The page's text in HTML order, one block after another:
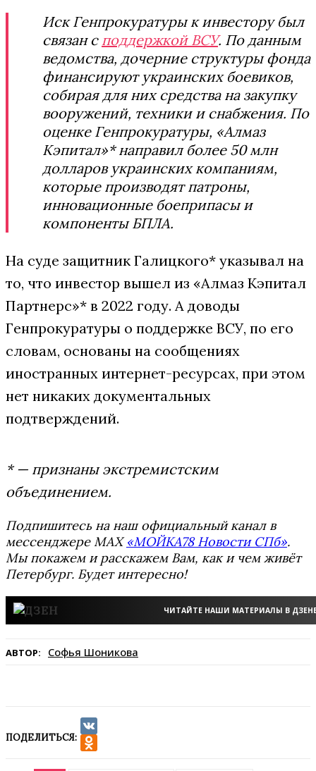
Иск Генпрокуратуры к инвестору был
связан с поддержкой ВСУ. По данным
ведомства, дочерние структуры фонда
финансируют украинских боевиков,
собирая для них средства на закупку
вооружений, техники и снабжения. По
оценке Генпрокуратуры, «Алмаз
Кэпитал»* направил более 50 млн
долларов украинских компаниям,
которые производят патроны,
инновационные боеприпасы и
компоненты БПЛА.
На суде защитник Галицкого* указывал на
то, что инвестор вышел из «Алмаз Кэпитал
Партнерс»* в 2022 году. А доводы
Генпрокуратуры о поддержке ВСУ, по его
словам, основаны на сообщениях
иностранных интернет-ресурсах, при этом
нет никаких документальных
подтверждений.
* — признаны экстремистским
объединением.
Подпишитесь на наш официальный канал в
мессенджере MAX«МОЙКА78 Новости СПб».
Мы покажем и расскажем Вам, как и чем живёт
Петербург. Будет интересно!
ЧИТАЙТЕ НАШИ МАТЕРИАЛЫ В
АВТОР: Софья Шоникова
ПОДЕЛИТЬСЯ:
VK